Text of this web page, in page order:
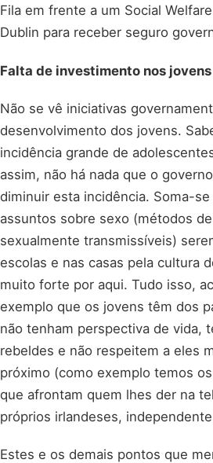
Fila em frente a um Social
Dublin para receber seguro
Falta de investimento nos jovens
Não se vê iniciativas
desenvolvimento dos jovens.
incidência grande de
assim, não há nada que o
diminuir esta incidência. Soma-
assuntos sobre sexo (métodos
sexualmente transmissíveis)
escolas e nas casas pela cultura
muito forte por aqui. Tudo isso,
exemplo que os jovens têm dos
não tenham perspectiva de vida,
rebeldes e não respeitem a eles
próximo (como exemplo temos
que afrontam quem lhes der na
próprios irlandeses,
Estes e os demais pontos que